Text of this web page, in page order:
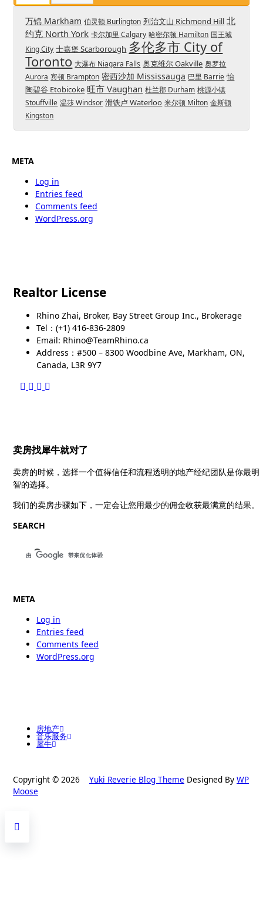
万锦 Markham 伯灵顿 Burlington 列治文山 Richmond Hill 北
约克 North York 卡尔加里 Calgary 哈密尔顿 Hamilton 国王城
King City 士嘉堡 Scarborough 多伦多市 City of
Toronto 大瀑布 Niagara Falls 奥克维尔 Oakville 奥罗拉
Aurora 宾顿 Brampton 密西沙加 Mississauga 巴里 Barrie 怡
陶碧谷 Etobicoke 旺市 Vaughan 杜兰郡 Durham 桃源小镇
Stouffville 温莎 Windsor 滑铁卢 Waterloo 米尔顿 Milton 金斯顿
Kingston
META
Log in
Entries feed
Comments feed
WordPress.org
Realtor License
Rhino Zhai, Broker, Bay Street Group Inc., Brokerage
Tel：(+1) 416-836-2809
Email: Rhino@TeamRhino.ca
Address：#500 – 8300 Woodbine Ave, Markham, ON,
Canada, L3R 9Y7
卖房找犀牛就对了
卖房的时候，选择一个值得信任和流程透明的地产经纪团队是你最明
智的选择。
我们的卖房步骤如下，一定会让您用最少的佣金收获最满意的结果。
SEARCH
META
Log in
Entries feed
Comments feed
WordPress.org
房地产
音乐服务
犀牛
Copyright © 2026 Yuki Reverie Blog Theme Designed By WP
Moose